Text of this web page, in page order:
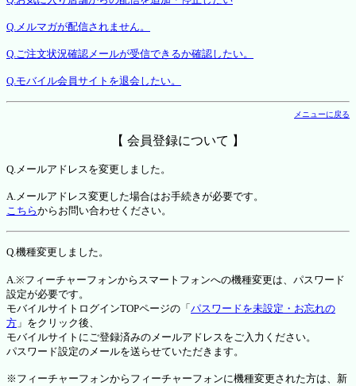
Q.メルマガが配信されません。
Q.ご注文状況確認メールが受信できるか確認したい。
Q.モバイル会員サイトを退会したい。
メニューに戻る
【 会員登録について 】
Q.メールアドレスを変更しました。
A.メールアドレス変更した場合はお手続きが必要です。
こちらからお問い合わせください。
Q.機種変更しました。
A.※フィーチャーフォンからスマートフォンへの機種変更は、パスワード
設定が必要です。
モバイルサイトログインTOPページの「 パスワードを未設定・お忘れの
方 」をクリック後、
モバイルサイトにご登録済みのメールアドレスをご入力ください。
パスワード設定のメールを送らせていただきます。
※フィーチャーフォンからフィーチャーフォンに機種変更された方は、新